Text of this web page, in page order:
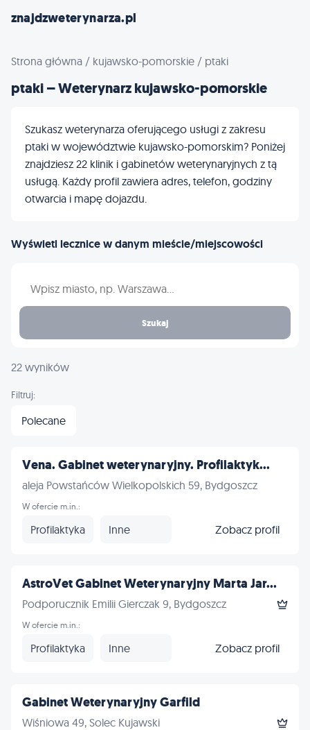
znajdzweterynarza.pl
Strona główna / kujawsko-pomorskie / ptaki
ptaki – Weterynarz kujawsko-pomorskie
Szukasz weterynarza oferującego usługi z zakresu
ptaki w województwie kujawsko-pomorskim? Poniżej
znajdziesz 22 klinik i gabinetów weterynaryjnych z tą
usługą. Każdy profil zawiera adres, telefon, godziny
otwarcia i mapę dojazdu.
Wyświetl lecznice w danym mieście/miejscowości
Szukaj
22 wyników
Filtruj:
Polecane
Vena. Gabinet weterynaryjny. Profilaktyk...
aleja Powstańców Wielkopolskich 59, Bydgoszcz
W ofercie m.in.:
Profilaktyka Inne Zobacz profil
AstroVet Gabinet Weterynaryjny Marta Jar...
Podporucznik Emilii Gierczak 9, Bydgoszcz
W ofercie m.in.:
Profilaktyka Inne Zobacz profil
Gabinet Weterynaryjny Garfild
Wiśniowa 49, Solec Kujawski